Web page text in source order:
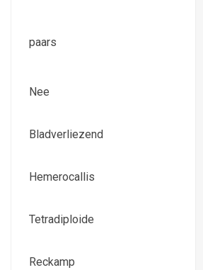
paars
Nee
Bladverliezend
Hemerocallis
Tetradiploide
Reckamp